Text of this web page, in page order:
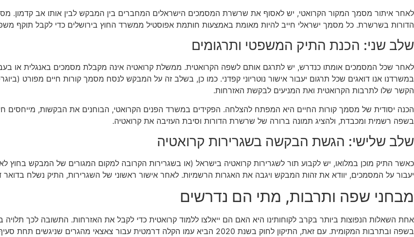
לאחר איתור מסמך המקור הקרואטי, יש לאסוף את שרשרת המסמכים הישראלים המחברים בין המבקש לבין אותו אב קדמון.
הדורות בשרשרת. כל מסמך ישראלי חייב להיות מאומת באמצעות חותמת אפוסטיל ממשרד החוץ בירושלים כדי לקבל תוקף
שלב שני: הכנת התיק המשפטי ותרגומים
לאחר שכל המסמכים אומתו כנדרש, יש לתרגם אותם לשפה הקרואטית. ממשלת קרואטיה אינה מקבלת מסמכים באנגלית או
במשרדנו אנו דואגים שכל תרגום יעבור אישור נוטריוני קפדני. כמו כן, בשלב זה על המבקש לנסח מסמך קורות חיים מפורט
הקשר שלו לתרבות הקרואטית ואת המניעים לבקשת האזרחות.
הכנה יסודית של מסמך קורות החיים היא המפתח להצלחה. הפקידים במשרד הפנים הקרואטי, הבוחנים את הבקשות, מייחסים
בשפה רשמית ומכבדת, ולהציג תמונה ברורה של שרשרת הדורות וסיבת העזיבה את קרואטיה.
שלב שלישי: הגשת הבקשה בשגרירות קרואטיה
כאשר התיק מוכן במלואו, יש לקבוע תור לשגרירות קרואטיה בישראל (או בשגרירות הקרובה למקום המגורים של המבקש
יעבור על המסמכים, יוודא את זהות המבקש ויגבה את האגרות הרשמיות. לאחר אישור ראשוני של השגרירות, התיק נשלח
מבחני שפה ותרבות, מתי הם נדרשים
אחת השאלות הנפוצות ביותר בקרב לקוחותינו היא האם הם ייאלצו ללמוד קרואטית כדי לקבל את האזרחות. התשובה לכך
בשפה ובתרבות המקומית. עם זאת, התיקון לחוק בשנת 2020 הביא עמו הקלה דרמטית עבור צאצאי מהגרים שניגשים תחת סעיף 11.